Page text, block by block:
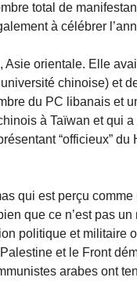
total de
à célébrer
Asie orientale. Elle
chinoise) et
du PC libanais et
à Taïwan et qui
“officieux” du
qui est perçu
que ce n’est pas un
politique et militaire
et le Front
arabes ont